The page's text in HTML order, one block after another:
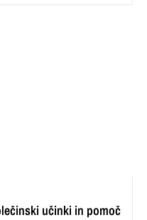
učinki in pomoč